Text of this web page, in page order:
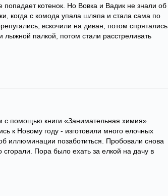
котенок. Но Вовка и Вадик не знали об
когда с комода упала шляпа и стала сама по
вскочили на диван, потом спрятались
лыжной палкой, потом стали расстреливать
с помощью книги «Занимательная химия».
к Новому году - изготовили много елочных
иллюминации позаботиться. Пробовали снова
Пора было ехать за елкой на дачу в